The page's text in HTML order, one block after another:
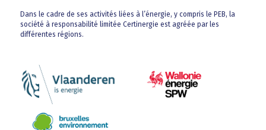
Dans le cadre de ses activités liées à l’énergie, y compris le PEB, la
société à responsabilité limitée Certinergie est agréée par les
différentes régions.